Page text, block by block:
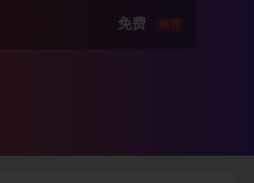
免费 推荐